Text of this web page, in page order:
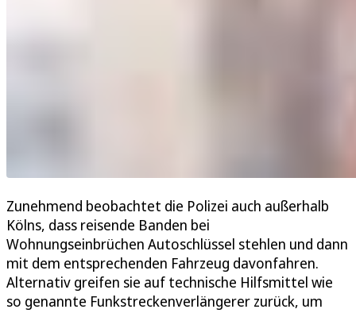
Zunehmend beobachtet die Polizei auch außerhalb
Kölns, dass reisende Banden bei
Wohnungseinbrüchen Autoschlüssel stehlen und dann
mit dem entsprechenden Fahrzeug davonfahren.
Alternativ greifen sie auf technische Hilfsmittel wie
so genannte Funkstreckenverlängerer zurück, um